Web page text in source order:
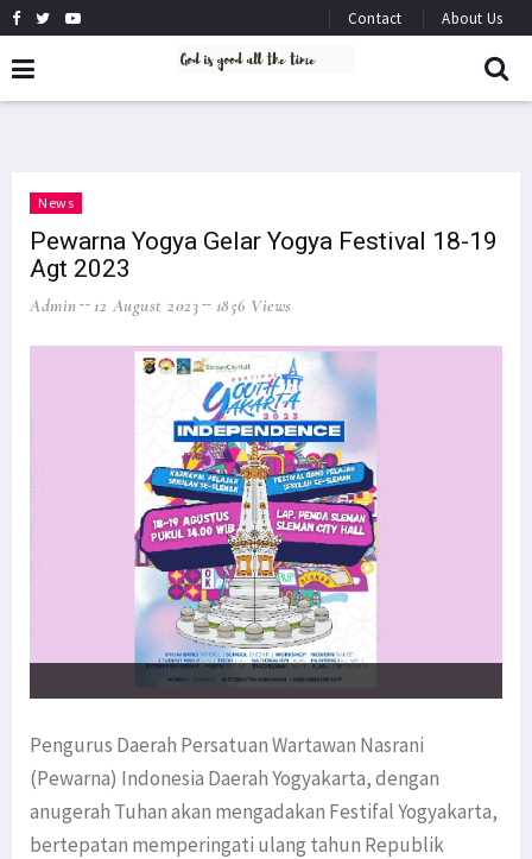
Contact About Us
News
Pewarna Yogya Gelar Yogya Festival 18-19
Agt 2023
Admin 12 August 2023 1856 Views
Pengurus Daerah Persatuan Wartawan Nasrani
(Pewarna) Indonesia Daerah Yogyakarta, dengan
anugerah Tuhan akan mengadakan Festifal Yogyakarta,
bertepatan memperingati ulang tahun Republik